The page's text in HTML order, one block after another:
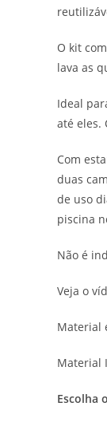
O kit
lava as
Ideal
até eles.
Com
duas
de uso
piscina
Não é
Veja o
Material
Material
Escolha